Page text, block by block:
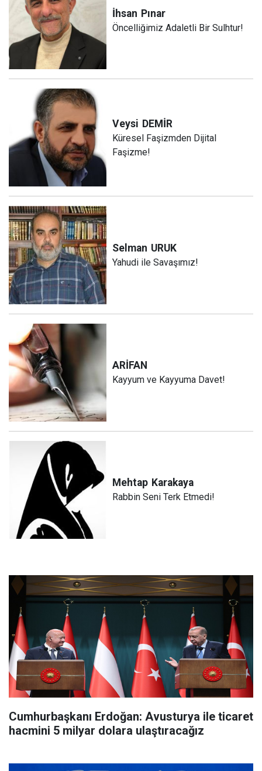
İhsan Pınar
Öncelliğimiz Adaletli Bir Sulhtur!
Veysi DEMİR
Küresel Faşizmden Dijital
Faşizme!
Selman URUK
Yahudi ile Savaşımız!
ARİFAN
Kayyum ve Kayyuma Davet!
Mehtap Karakaya
Rabbin Seni Terk Etmedi!
Cumhurbaşkanı Erdoğan: Avusturya ile ticaret
hacmini 5 milyar dolara ulaştıracağız